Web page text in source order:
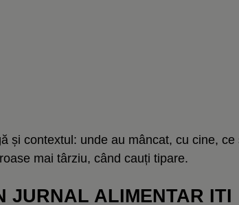
și contextul: unde au mâncat, cu cine, ce
mai târziu, când cauți tipare.
JURNAL ALIMENTAR ITI